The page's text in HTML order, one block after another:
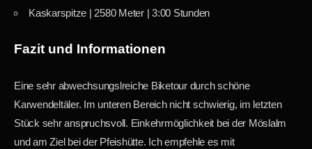
Kaskarspitze | 2580 Meter | 3:00 Stunden
Fazit und Informationen
Eine sehr abwechsungslreiche Biketour durch schöne
Karwendeltäler. Im unteren Bereich nicht schwierig, im letzten
Stück sehr anspruchsvoll. Einkehrmöglichkeit bei der Möslalm
und am Ziel bei der Pfeishütte. Ich empfehle es mit